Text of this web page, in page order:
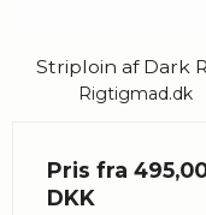
Striploin af Dark
Rigtigmad.dk
Pris fra
DKK